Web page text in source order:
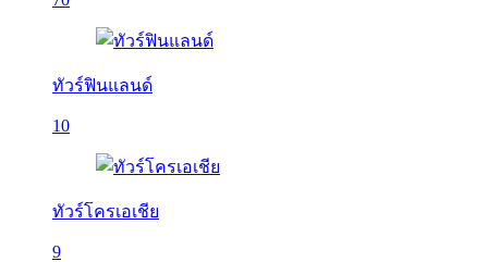
ทัวร์ฟินแลนด์
10
ทัวร์โครเอเชีย
9